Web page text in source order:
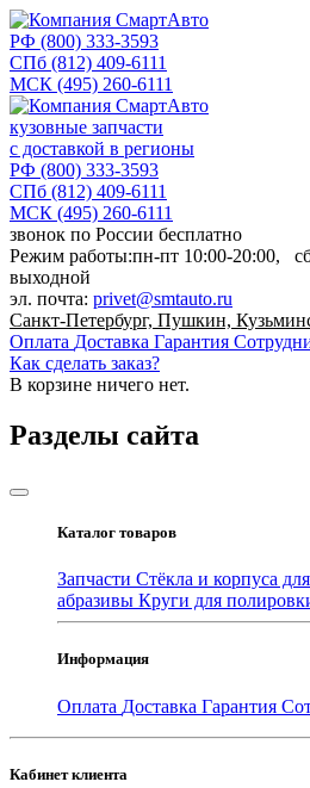
РФ (800) 333-3593
СПб (812) 409-6111
МСК (495) 260-6111
кузовные запчасти
с доставкой в регионы
РФ (800) 333-3593
СПб (812) 409-6111
МСК (495) 260-6111
звонок по России бесплатно
Режим работы:пн-пт 10:00-20:00,
выходной
эл. почта: privet@smtauto.ru
Санкт-Петербург, Пушкин,
Оплата Доставка Гарантия
Как сделать заказ?
В корзине ничего нет.
Разделы сайта
Каталог товаров
Запчасти Стёкла и корпуса
абразивы Круги для
Информация
Оплата Доставка Гарантия
Кабинет клиента